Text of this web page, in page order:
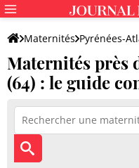
Maternités Pyrénées-
Maternités près
(64) : le guide